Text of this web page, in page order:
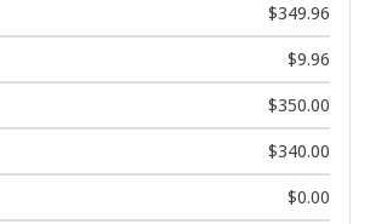
$349.96
$9.96
$350.00
$340.00
$0.00